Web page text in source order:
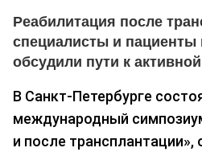
Реабилитация после
специалисты и пациенты
обсудили пути к
В Санкт-Петербурге
международный
и после